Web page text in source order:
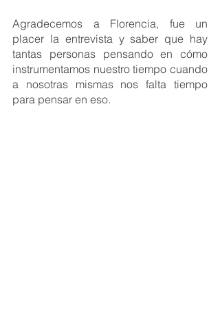
Agradecemos a Florencia, fue un
placer la entrevista y saber que hay
tantas personas pensando en cómo
instrumentamos nuestro tiempo cuando
a nosotras mismas nos falta tiempo
para pensar en eso.